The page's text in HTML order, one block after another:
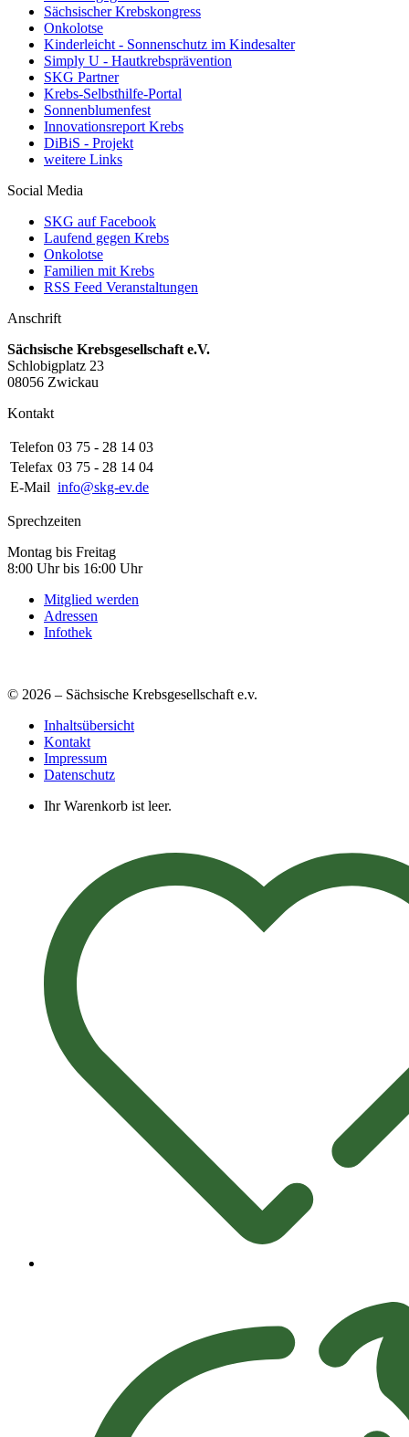
Sächsischer Krebskongress
Onkolotse
Kinderleicht - Sonnenschutz im Kindesalter
Simply U - Hautkrebsprävention
SKG Partner
Krebs-Selbsthilfe-Portal
Sonnenblumenfest
Innovationsreport Krebs
DiBiS - Projekt
weitere Links
Social Media
SKG auf Facebook
Laufend gegen Krebs
Onkolotse
Familien mit Krebs
RSS Feed Veranstaltungen
Anschrift
Sächsische Krebsgesellschaft e.V.
Schlobigplatz 23
08056 Zwickau
Kontakt
Telefon 03 75 - 28 14 03
Telefax 03 75 - 28 14 04
E-Mail info@skg-ev.de
Sprechzeiten
Montag bis Freitag
8:00 Uhr bis 16:00 Uhr
Mitglied werden
Adressen
Infothek
© 2026 – Sächsische Krebsgesellschaft e.v.
Inhaltsübersicht
Kontakt
Impressum
Datenschutz
Ihr Warenkorb ist leer.